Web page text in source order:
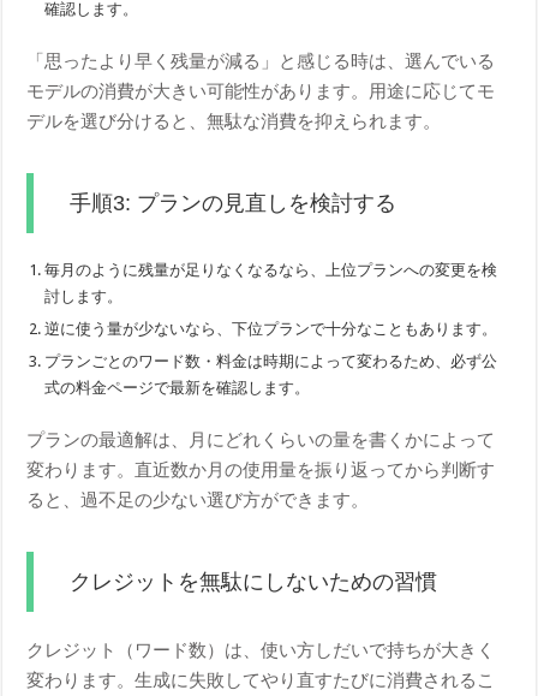
確認します。
「思ったより早く残量が減る」と感じる時は、選んでいる
モデルの消費が大きい可能性があります。用途に応じてモ
デルを選び分けると、無駄な消費を抑えられます。
手順3: プランの見直しを検討する
毎月のように残量が足りなくなるなら、上位プランへの変更を検
討します。
逆に使う量が少ないなら、下位プランで十分なこともあります。
プランごとのワード数・料金は時期によって変わるため、必ず公
式の料金ページで最新を確認します。
プランの最適解は、月にどれくらいの量を書くかによって
変わります。直近数か月の使用量を振り返ってから判断す
ると、過不足の少ない選び方ができます。
クレジットを無駄にしないための習慣
クレジット（ワード数）は、使い方しだいで持ちが大きく
変わります。生成に失敗してやり直すたびに消費されるこ